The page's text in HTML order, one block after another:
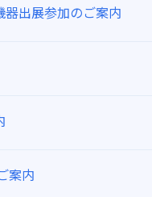
出展参加のご案内
案内